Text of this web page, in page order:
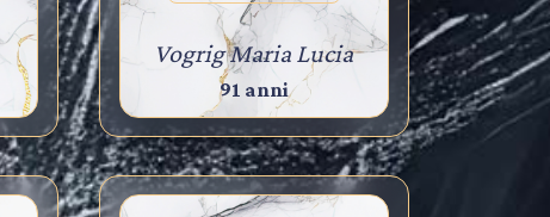
Vogrig Maria Lucia
91 anni